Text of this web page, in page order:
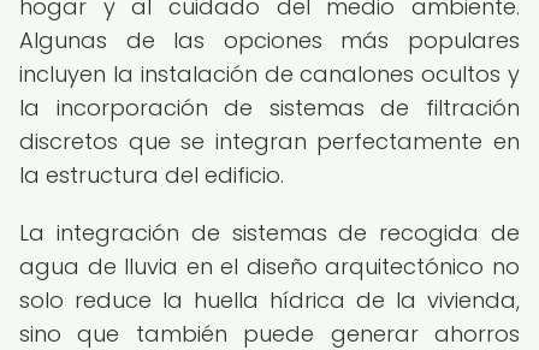
hogar y al cuidado del medio ambiente.
Algunas de las opciones más populares
incluyen la instalación de canalones ocultos y
la incorporación de sistemas de filtración
discretos que se integran perfectamente en
la estructura del edificio.
La integración de sistemas de recogida de
agua de lluvia en el diseño arquitectónico no
solo reduce la huella hídrica de la vivienda,
sino que también puede generar ahorros